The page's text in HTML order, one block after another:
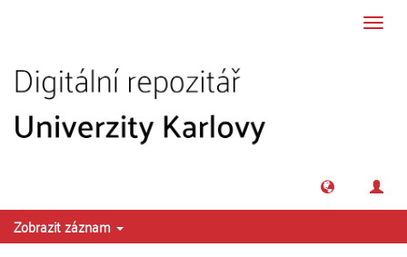
Zobrazit záznam